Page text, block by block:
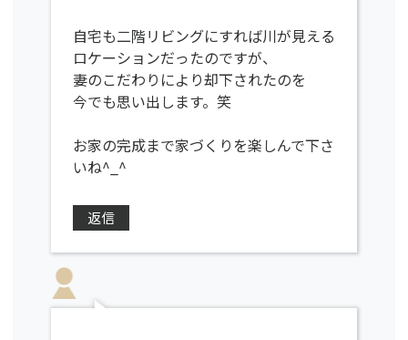
自宅も二階リビングにすれば川が見える
ロケーションだったのですが、
妻のこだわりにより却下されたのを
今でも思い出します。笑
お家の完成まで家づくりを楽しんで下さ
いね^_^
返信